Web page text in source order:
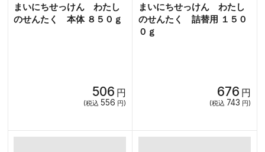
まいにちせっけん わたし
のせんたく 本体 ８５０ｇ
506 円
(税込 556 円)
まいにちせっけん わたし
のせんたく 詰替用 １５０
０ｇ
676 円
(税込 743 円)